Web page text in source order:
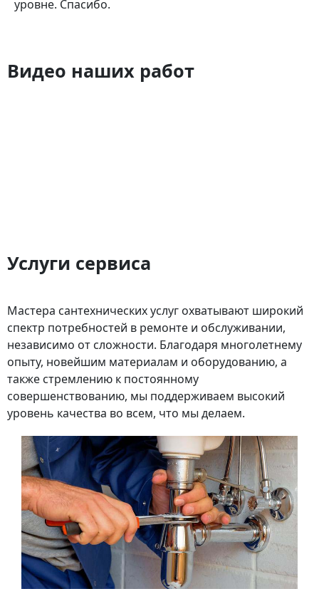
уровне. Спасибо.
Видео наших работ
Услуги сервиса
Мастера сантехнических услуг охватывают широкий
спектр потребностей в ремонте и обслуживании,
независимо от сложности. Благодаря многолетнему
опыту, новейшим материалам и оборудованию, а
также стремлению к постоянному
совершенствованию, мы поддерживаем высокий
уровень качества во всем, что мы делаем.